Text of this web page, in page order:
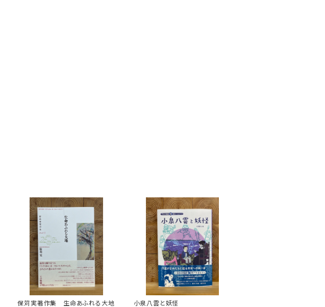
保苅実著作集 生命あふれる大地 小泉八雲と妖怪